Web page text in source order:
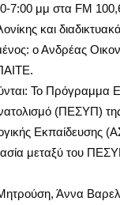
7:00 μμ στα FM
και
ο Ανδρέας
Το Πρόγραμμα
(ΠΕΣΥΠ)
μεταξύ του
Άννα